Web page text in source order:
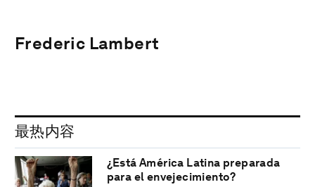
Frederic Lambert
最热内容
¿Está América Latina preparada
para el envejecimiento?